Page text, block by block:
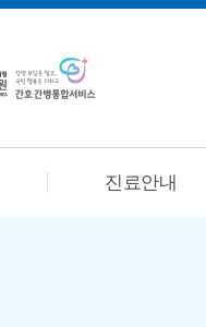
진료안내